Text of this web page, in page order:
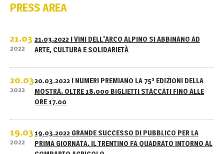
PRESS AREA
21.03
2022
21.03.2022 I VINI DELL'ARCO ALPINO SI ABBINANO AD
ARTE, CULTURA E SOLIDARIETÀ
20.03
2022
20.03.2022 I NUMERI PREMIANO LA 75ª EDIZIONI DELLA
MOSTRA. OLTRE 18.000 BIGLIETTI STACCATI FINO ALLE
ORE 17.00
19.03
2022
19.03.2022 GRANDE SUCCESSO DI PUBBLICO PER LA
PRIMA GIORNATA. IL TRENTINO FA QUADRATO INTORNO AL